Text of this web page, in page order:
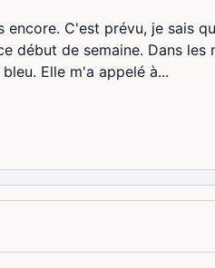
encore. C'est prévu, je sais
début de semaine. Dans
Elle m'a appelé à...